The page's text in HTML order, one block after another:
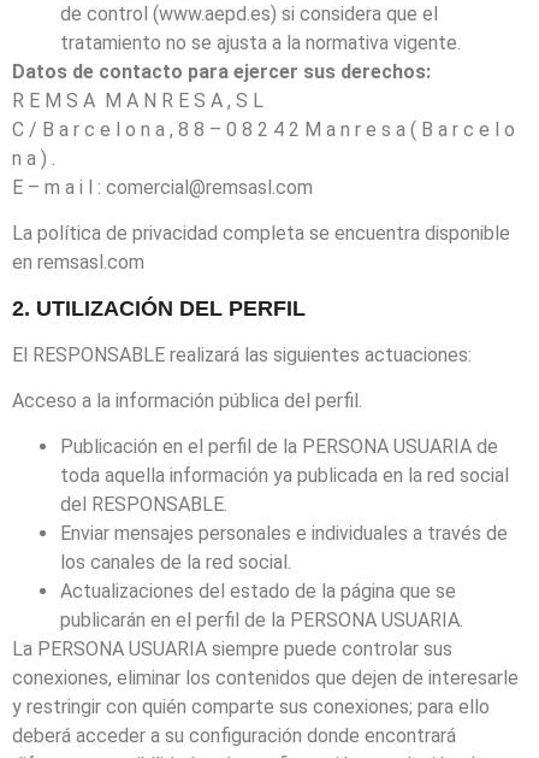
de control (www.aepd.es) si considera que el
tratamiento no se ajusta a la normativa vigente.
Datos de contacto para ejercer sus derechos:
R E M S A M A N R E S A , S L
C / B a r c e l o n a , 8 8 – 0 8 2 4 2 M a n r e s a ( B a r c e l o
n a ) .
E – m a i l : comercial@remsasl.com
La política de privacidad completa se encuentra disponible
en remsasl.com
2. UTILIZACIÓN DEL PERFIL
El RESPONSABLE realizará las siguientes actuaciones:
Acceso a la información pública del perfil.
Publicación en el perfil de la PERSONA USUARIA de
toda aquella información ya publicada en la red social
del RESPONSABLE.
Enviar mensajes personales e individuales a través de
los canales de la red social.
Actualizaciones del estado de la página que se
publicarán en el perfil de la PERSONA USUARIA.
La PERSONA USUARIA siempre puede controlar sus
conexiones, eliminar los contenidos que dejen de interesarle
y restringir con quién comparte sus conexiones; para ello
deberá acceder a su configuración donde encontrará